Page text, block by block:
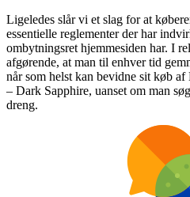
Ligeledes slår vi et slag for at
essentielle reglementer der har
ombytningsret hjemmesiden har. I
afgørende, at man til enhver tid
når som helst kan bevidne sit køb
– Dark Sapphire, uanset om man
dreng.